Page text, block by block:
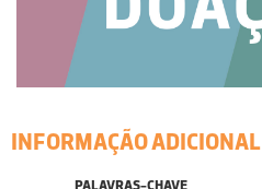
INFORMAÇÃO ADICIONAL
PALAVRAS-CHAVE